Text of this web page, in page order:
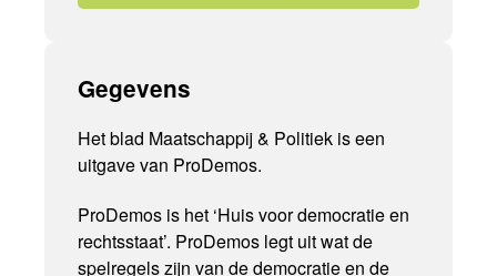
Gegevens
Het blad Maatschappij & Politiek is een
uitgave van ProDemos.
ProDemos is het ‘Huis voor democratie en
rechtsstaat’. ProDemos legt uit wat de
spelregels zijn van de democratie en de